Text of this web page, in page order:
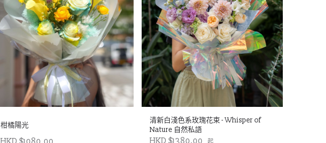
柑橘陽光
清新白淺色系玫瑰花束 - Whisper of
Nature 自然私語